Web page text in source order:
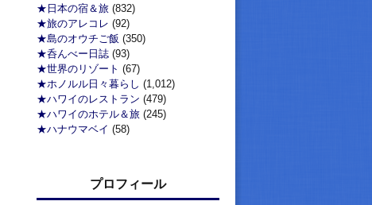
★日本の宿＆旅 (832)
★旅のアレコレ (92)
★島のオウチご飯 (350)
★呑んべー日誌 (93)
★世界のリゾート (67)
★ホノルル日々暮らし (1,012)
★ハワイのレストラン (479)
★ハワイのホテル＆旅 (245)
★ハナウマベイ (58)
プロフィール